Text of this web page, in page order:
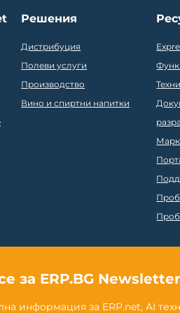
Решения
Дистрибуция
Полеви услуги
Производство
Вино и спиртни напитки
за ERP.BG Newsletter
информация за ERP.net, AI